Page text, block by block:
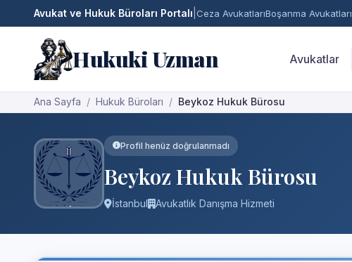
Avukat ve Hukuk Büroları Portalı Ceza AvukatlarıBoşanma Avukatları
Hukuki Uzman Avukatlar
Ana Sayfa Hukuk Büroları Beykoz Hukuk Bürosu
Profil henüz doğrulanmadı
Beykoz Hukuk Bürosu
İstanbul Avukatlık Danışma Hizmeti